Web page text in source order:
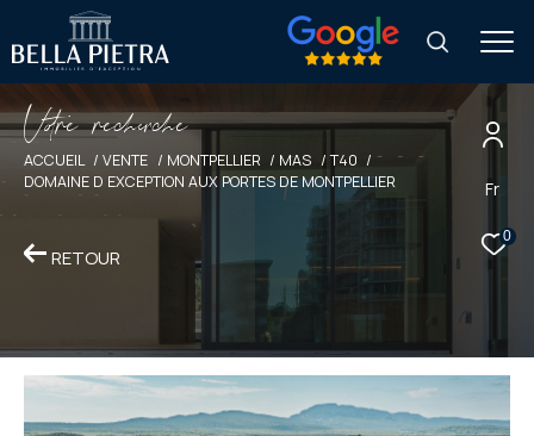
Fr
0
Vore recece
ACCUEIL VENTE MONTPELLIER MAS
T40
DOMAINE D EXCEPTION AUX PORTES DE MONTPELLIER
RETOUR